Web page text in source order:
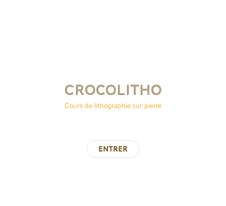
Crocolitho
Cours de lithographie sur pierre
Entrer